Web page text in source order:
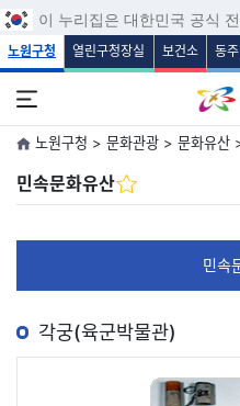
본문
주메뉴
보조메
푸터
이 누리집은 대한민국 공식
노원구청 열린구청장실 보건소 동
노원구청 > 문화관광 > 문화유산
민속문화유산
민속
각궁(육군박물관)